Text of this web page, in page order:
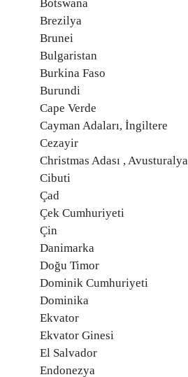
Botswana
Brezilya
Brunei
Bulgaristan
Burkina Faso
Burundi
Cape Verde
Cayman Adaları, İngiltere
Cezayir
Christmas Adası , Avusturalya
Cibuti
Çad
Çek Cumhuriyeti
Çin
Danimarka
Doğu Timor
Dominik Cumhuriyeti
Dominika
Ekvator
Ekvator Ginesi
El Salvador
Endonezya